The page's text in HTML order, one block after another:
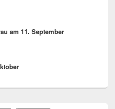
am 11. September